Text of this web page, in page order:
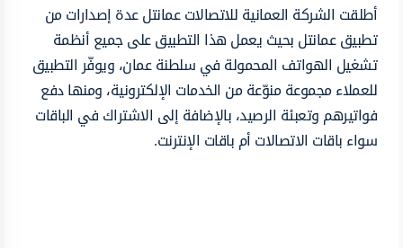
أطلقت الشركة العمانية للاتصالات عمانتل عدة إصدارات من
تطبيق عمانتل بحيث يعمل هذا التطبيق على جميع أنظمة
تشغيل الهواتف المحمولة في سلطنة عمان، ويوفّر التطبيق
للعملاء مجموعة منوّعة من الخدمات الإلكترونية، ومنها دفع
فواتيرهم وتعبئة الرصيد، بالإضافة إلى الاشتراك في الباقات
سواء باقات الاتصالات أم باقات الإنترنت.